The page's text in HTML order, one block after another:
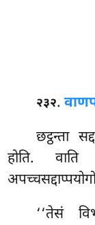
२३२.
छट्ठन्ता
होति. वाति
‘‘तेसं